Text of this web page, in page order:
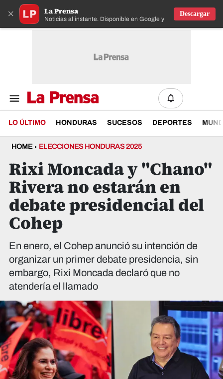
× La Prensa
Noticias al instante. Disponible en Google y IOS
Descargar
LO ÚLTIMO HONDURAS SUCESOS DEPORTES
HOME ELECCIONES HONDURAS 2025
Rixi Moncada y "Chano"
Rivera no estarán en
debate presidencial del
Cohep
En enero, el Cohep anunció su intención de
organizar un primer debate presidencia, sin
embargo, Rixi Moncada declaró que no
atendería el llamado